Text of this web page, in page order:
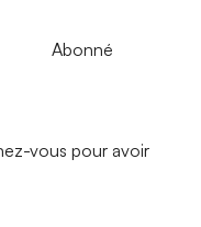
Abonné
vous pour avoir